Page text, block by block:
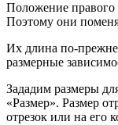
Положение
Поэтому они
Их длина по-
размерные
Зададим размеры
«Размер». Размер
отрезок или на его